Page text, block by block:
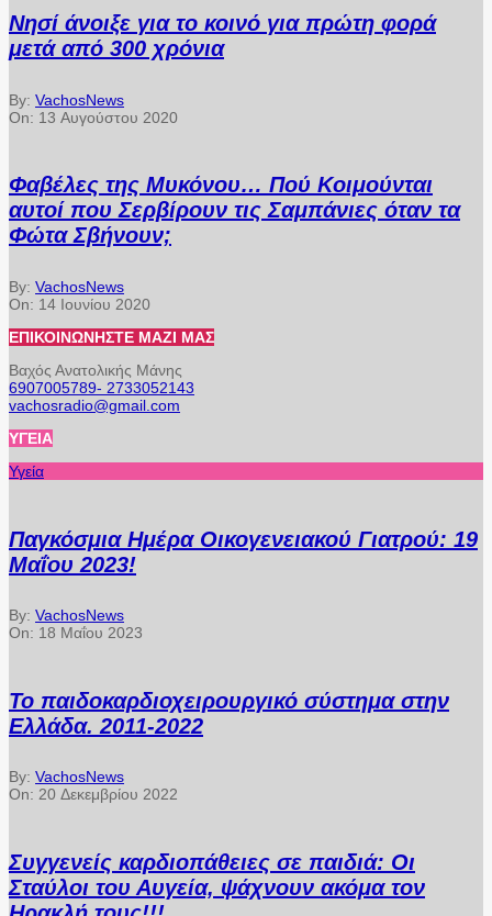
Νησί άνοιξε για το κοινό για πρώτη φορά
μετά από 300 χρόνια
By: VachosNews
On: 13 Αυγούστου 2020
Φαβέλες της Μυκόνου… Πού Κοιμούνται
αυτοί που Σερβίρουν τις Σαμπάνιες όταν τα
Φώτα Σβήνουν;
By: VachosNews
On: 14 Ιουνίου 2020
ΕΠΙΚΟΙΝΩΝΉΣΤΕ ΜΑΖΊ ΜΑΣ
Βαχός Ανατολικής Μάνης
6907005789- 2733052143
vachosradio@gmail.com
ΥΓΕΊΑ
Υγεία
Παγκόσμια Ημέρα Οικογενειακού Γιατρού: 19
Μαΐου 2023!
By: VachosNews
On: 18 Μαΐου 2023
Το παιδοκαρδιοχειρουργικό σύστημα στην
Ελλάδα. 2011-2022
By: VachosNews
On: 20 Δεκεμβρίου 2022
Συγγενείς καρδιοπάθειες σε παιδιά: Οι
Σταύλοι του Αυγεία, ψάχνουν ακόμα τον